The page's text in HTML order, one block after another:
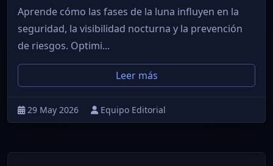
Aprende cómo las fases de la luna influyen en la
seguridad, la visibilidad nocturna y la prevención
de riesgos. Optimi...
Leer más
29 May 2026 Equipo Editorial